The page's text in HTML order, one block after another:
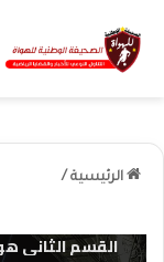
الرئيسية /
القسم الثاني هواة